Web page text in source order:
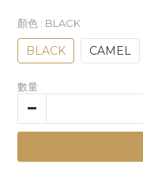
顏色 : BLACK
BLACK CAMEL
數量